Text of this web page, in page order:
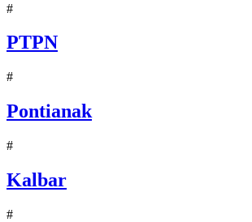
#
PTPN
#
Pontianak
#
Kalbar
#